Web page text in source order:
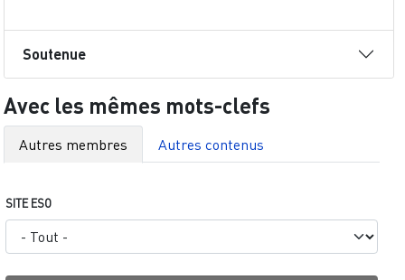
Soutenue
Avec les mêmes mots-clefs
Autres membres Autres contenus
SITE ESO